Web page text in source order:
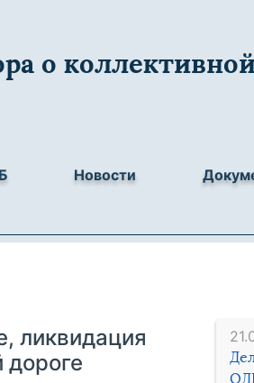
о
Новости
ликвидация
дороге